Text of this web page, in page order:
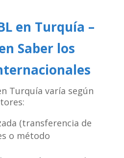
en Turquía –
Saber los
Turquía varía según
(transferencia de
o método